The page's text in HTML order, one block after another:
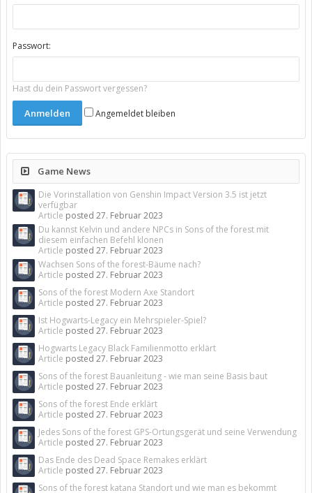
Passwort:
Hast du dein Passwort vergessen?
Angemeldet bleiben
Game News
Die Vorinstallation von Genshin Impact Version 3.5 ist jetzt
verfügbar
Article posted 27. Februar 2023
Du kannst Kelvin und andere NPCs in Sons of the forest mit
diesem einfachen Befehl klonen
Article posted 27. Februar 2023
Wachsen Sons of the forest-Bäume nach?
Article posted 27. Februar 2023
Sons of the forest Modern Axe Standort
Article posted 27. Februar 2023
Ist Hogwarts-Legacy ein Mehrspieler-Spiel?
Article posted 27. Februar 2023
Hogwarts Legacy Black Familienmotto erklärt
Article posted 27. Februar 2023
Sons of the forest Bauanleitung - wie man seine Basis baut
Article posted 27. Februar 2023
Sons of the forest Ende erklärt
Article posted 27. Februar 2023
Jedes Sons of the forest GPS-Ortungsgerät und seine Verwendung
Article posted 27. Februar 2023
Das Ende des Dead Space Remakes erklärt
Article posted 27. Februar 2023
Sons of the forest katana Standort und wie man es bekommt